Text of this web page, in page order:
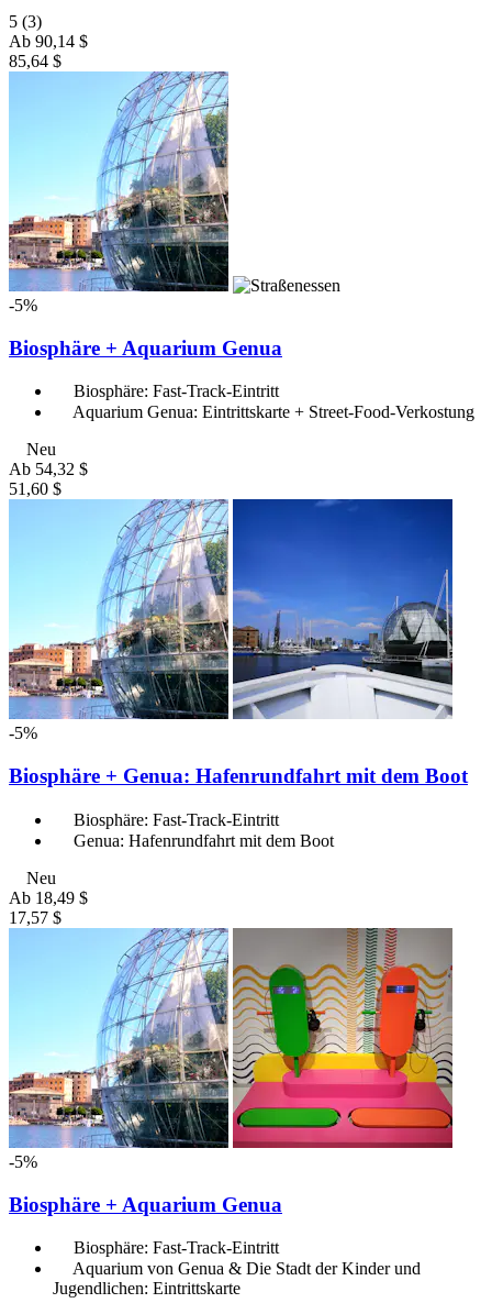
5 (3)
Ab 90,14 $
85,64 $
-5%
Biosphäre + Aquarium Genua
Biosphäre: Fast-Track-Eintritt
Aquarium Genua: Eintrittskarte + Street-Food-Verkostung
Neu
Ab 54,32 $
51,60 $
-5%
Biosphäre + Genua: Hafenrundfahrt mit dem Boot
Biosphäre: Fast-Track-Eintritt
Genua: Hafenrundfahrt mit dem Boot
Neu
Ab 18,49 $
17,57 $
-5%
Biosphäre + Aquarium Genua
Biosphäre: Fast-Track-Eintritt
Aquarium von Genua & Die Stadt der Kinder und
Jugendlichen: Eintrittskarte